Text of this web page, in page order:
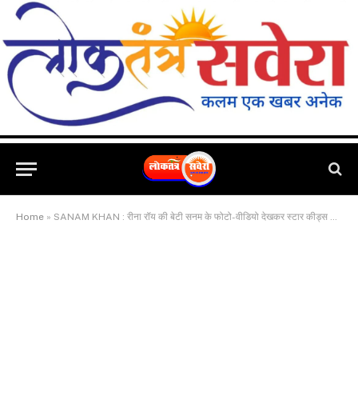
Home » SANAM KHAN : रीना रॉय की बेटी सनम के फोटो-वीडियो देखकर स्टार कीड्स के उड़ रहे होश, लगाय जा रहें हैं तरह तरह के कयास